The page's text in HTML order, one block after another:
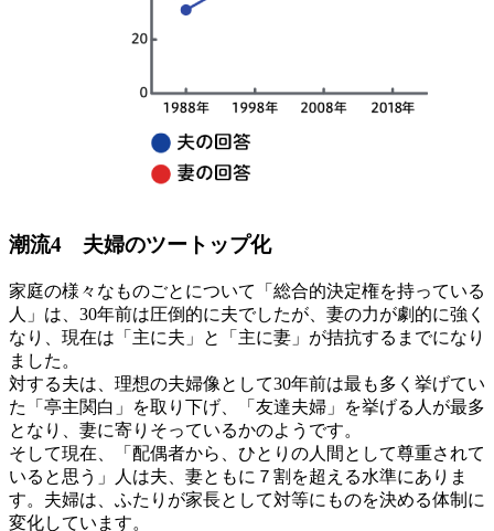
潮流4 夫婦のツートップ化
家庭の様々なものごとについて「総合的決定権を持っている
人」は、30年前は圧倒的に夫でしたが、妻の力が劇的に強く
なり、現在は「主に夫」と「主に妻」が拮抗するまでになり
ました。
対する夫は、理想の夫婦像として30年前は最も多く挙げてい
た「亭主関白」を取り下げ、「友達夫婦」を挙げる人が最多
となり、妻に寄りそっているかのようです。
そして現在、「配偶者から、ひとりの人間として尊重されて
いると思う」人は夫、妻ともに７割を超える水準にありま
す。夫婦は、ふたりが家長として対等にものを決める体制に
変化しています。